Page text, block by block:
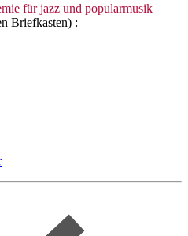
für jazz und popularmusik
Briefkasten) :